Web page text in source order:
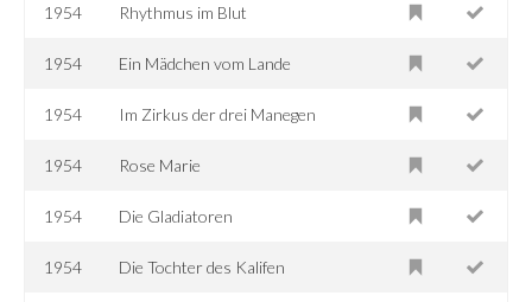
1954 Rhythmus im Blut
1954 Ein Mädchen vom Lande
1954 Im Zirkus der drei Manegen
1954 Rose Marie
1954 Die Gladiatoren
1954 Die Tochter des Kalifen